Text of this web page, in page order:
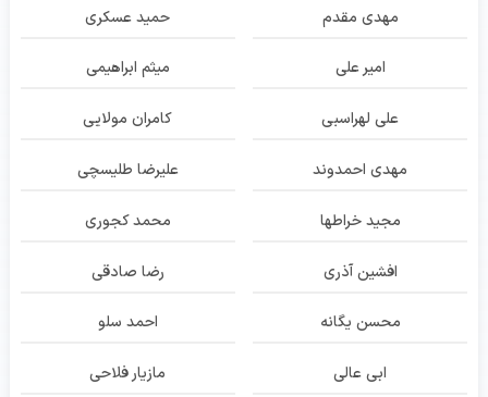
مهدی مقدم حمید عسکری
امیر علی میثم ابراهیمی
علی لهراسبی کامران مولایی
مهدی احمدوند علیرضا طلیسچی
مجید خراطها محمد کجوری
افشین آذری رضا صادقی
محسن یگانه احمد سلو
ابی عالی مازیار فلاحی